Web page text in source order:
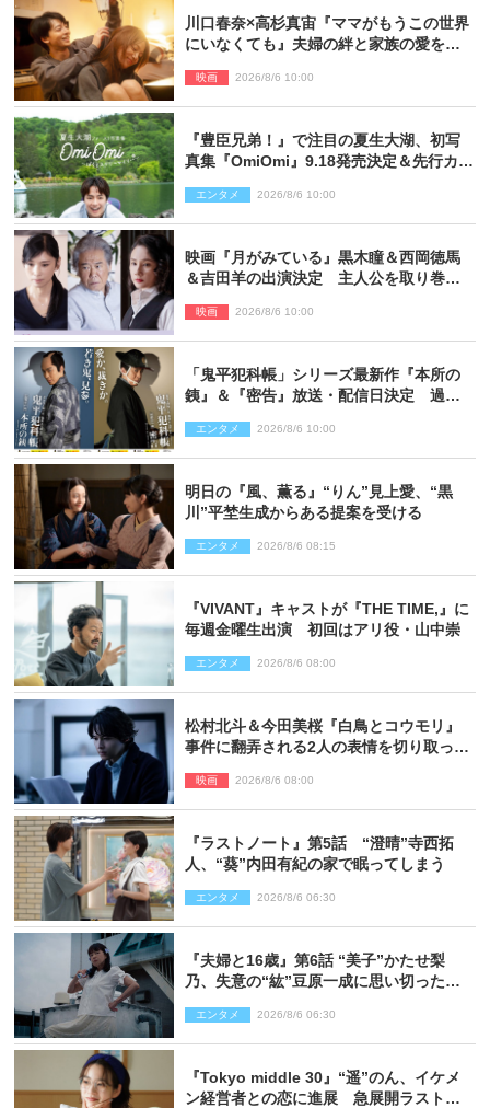
川口春奈×高杉真宙『ママがもうこの世界
にいなくても』夫婦の絆と家族の愛を映
映画 2026/8/6 10:00
『豊臣兄弟！』で注目の夏生大湖、初写
真集『OmiOmi』9.18発売決定＆先行カッ
エンタメ 2026/8/6 10:00
映画『月がみている』黒木瞳＆西岡徳馬
＆吉田羊の出演決定 主人公を取り巻く
映画 2026/8/6 10:00
「鬼平犯科帳」シリーズ最新作『本所の
銕』＆『密告』放送・配信日決定 過去
エンタメ 2026/8/6 10:00
明日の『風、薫る』“りん”見上愛、“黒
川”平埜生成からある提案を受ける
エンタメ 2026/8/6 08:15
『VIVANT』キャストが『THE TIME,』に
毎週金曜生出演 初回はアリ役・山中崇
エンタメ 2026/8/6 08:00
松村北斗＆今田美桜『白鳥とコウモリ』
事件に翻弄される2人の表情を切り取った
映画 2026/8/6 08:00
『ラストノート』第5話 “澄晴”寺西拓
人、“葵”内田有紀の家で眠ってしまう
エンタメ 2026/8/6 06:30
『夫婦と16歳』第6話 “美子”かたせ梨
乃、失意の“紘”豆原一成に思い切ったプ
エンタメ 2026/8/6 06:30
『Tokyo middle 30』“遥”のん、イケメ
ン経営者との恋に進展 急展開ラストに